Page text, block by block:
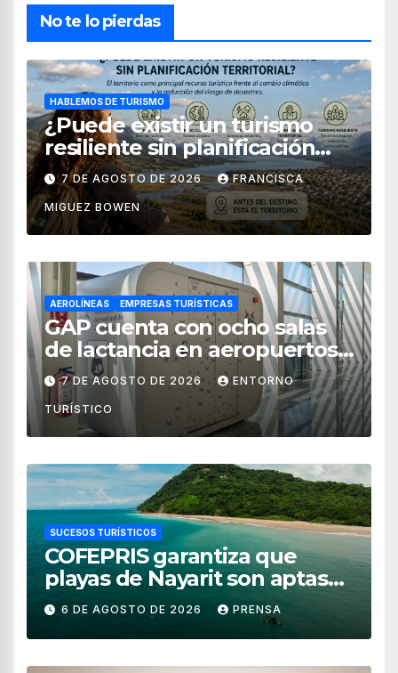
No te lo pierdas
HABLEMOS DE TURISMO
¿Puede existir un turismo
resiliente sin planificación
territorial?
7 DE AGOSTO DE 2026 FRANCISCA
MIGUEZ BOWEN
AEROLÍNEAS EMPRESAS TURÍSTICAS
GAP cuenta con ocho salas
de lactancia en aeropuertos
de México
7 DE AGOSTO DE 2026 ENTORNO
TURÍSTICO
SUCESOS TURÍSTICOS
COFEPRIS garantiza que
playas de Nayarit son aptas
para uso recreativo
6 DE AGOSTO DE 2026 PRENSA